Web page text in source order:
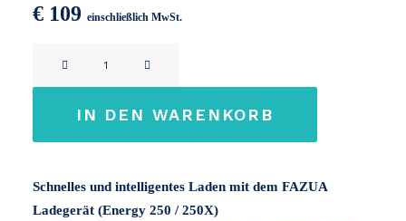
€ 109 einschließlich MwSt.
IN DEN WARENKORB
Schnelles und intelligentes Laden mit dem FAZUA
Ladegerät (Energy 250 / 250X)